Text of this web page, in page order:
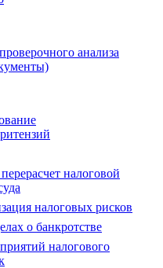
анализа
налоговой
налоговых рисков
о банкротстве
налогового